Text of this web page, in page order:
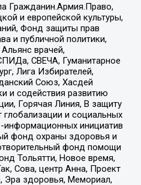
Гражданин.Армия.Право,
и европейской культуры,
Фонд защиты прав
и публичной политики,
врачей,
СВЕЧА, Гуманитарное
Лига Избирателей,
Союз, Хасдей
и содействия развитию
Горячая Линия, В защиту
глобализации и социальных
инициатив
фонд охраны здоровья и
фонд помощи
Тольятти, Новое время,
Сова, центр Анна, Проект
Эра здоровья, Мемориал,